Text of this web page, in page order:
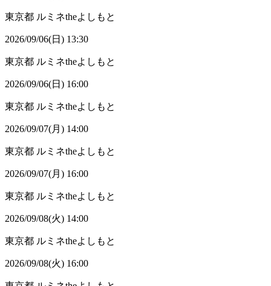
東京都 ルミネtheよしもと
2026/09/06(日) 13:30
東京都 ルミネtheよしもと
2026/09/06(日) 16:00
東京都 ルミネtheよしもと
2026/09/07(月) 14:00
東京都 ルミネtheよしもと
2026/09/07(月) 16:00
東京都 ルミネtheよしもと
2026/09/08(火) 14:00
東京都 ルミネtheよしもと
2026/09/08(火) 16:00